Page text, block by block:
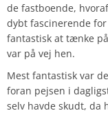
de fastboende,
dybt fascinerende
fantastisk at tænke
var på vej hen.
Mest fantastisk var
foran pejsen i
selv havde skudt, da